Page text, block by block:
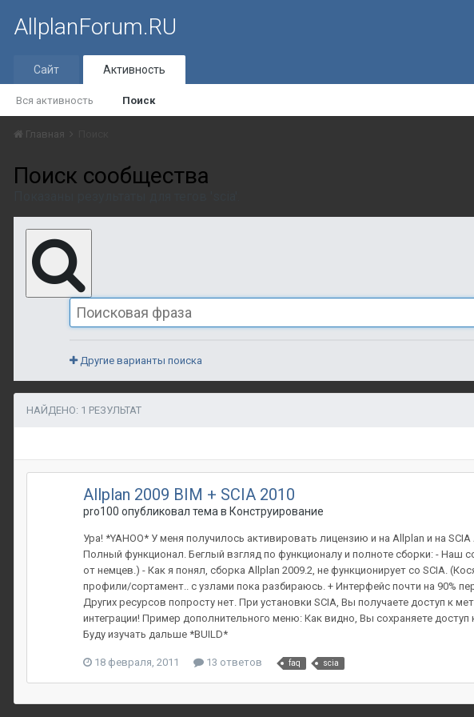
AllplanForum.RU
Сайт Активность
Вся активность Поиск
Главная
Поиск сообщества
Другие варианты поиска
НАЙДЕНО: 1 РЕЗУЛЬТАТ
Allplan 2009 BIM + SCIA 2010
pro100 опубликовал тема в Конструирование
Ура! *YAHOO* У меня получилось активировать лицензию и на Allplan и на
Полный функционал. Беглый взгляд по функционалу и полноте сборки: -
от немцев.) - Как я понял, сборка Allplan 2009.2, не функционирует со SCIA.
профили/сортамент.. с узлами пока разбираюсь. + Интерфейс почти на 90%
Других ресурсов попросту нет. При установки SCIA, Вы получаете доступ к
интеграции! Пример дополнительного меню: Как видно, Вы сохраняете
Буду изучать дальше *BUILD*
18 февраля, 2011 13 ответов faq scia